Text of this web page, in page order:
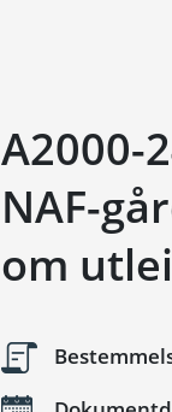
A2000-
NAF-
om